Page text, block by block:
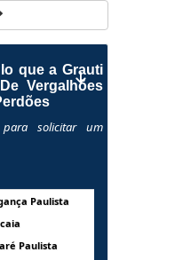
que a Grauti
Vergalhões
para solicitar um
Paulista
Paulista